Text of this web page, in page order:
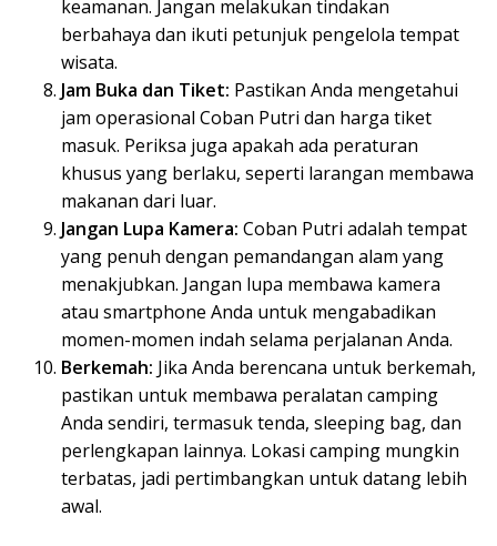
keamanan. Jangan melakukan tindakan
berbahaya dan ikuti petunjuk pengelola tempat
wisata.
Jam Buka dan Tiket: Pastikan Anda mengetahui
jam operasional Coban Putri dan harga tiket
masuk. Periksa juga apakah ada peraturan
khusus yang berlaku, seperti larangan membawa
makanan dari luar.
Jangan Lupa Kamera: Coban Putri adalah tempat
yang penuh dengan pemandangan alam yang
menakjubkan. Jangan lupa membawa kamera
atau smartphone Anda untuk mengabadikan
momen-momen indah selama perjalanan Anda.
Berkemah: Jika Anda berencana untuk berkemah,
pastikan untuk membawa peralatan camping
Anda sendiri, termasuk tenda, sleeping bag, dan
perlengkapan lainnya. Lokasi camping mungkin
terbatas, jadi pertimbangkan untuk datang lebih
awal.